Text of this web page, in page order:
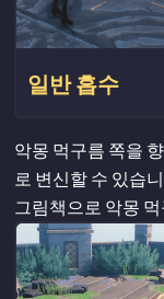
일반 흡수
악몽 먹구름 쪽을
로 변신할 수 있습
그림책으로 악몽